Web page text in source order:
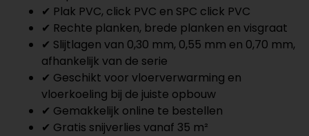
✔ Plak PVC, click PVC en SPC click PVC
✔ Rechte planken, brede planken en visgraat
✔ Slijtlagen van 0,30 mm, 0,55 mm en 0,70 mm,
afhankelijk van de serie
✔ Geschikt voor vloerverwarming en
vloerkoeling bij de juiste opbouw
✔ Gemakkelijk online te bestellen
✔ Gratis snijverlies vanaf 35 m²